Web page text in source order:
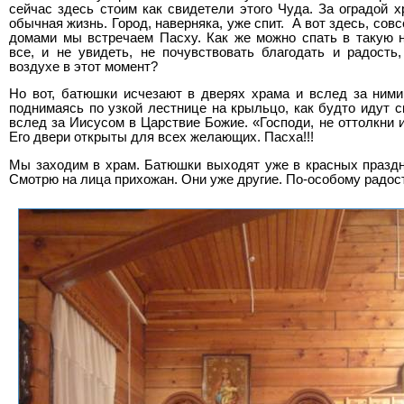
сейчас здесь стоим как свидетели этого Чуда. За оградой
обычная жизнь. Город, наверняка, уже спит. А вот здесь,
домами мы встречаем Пасху. Как же можно спать в такую
все, и не увидеть, не почувствовать благодать и
воздухе в этот момент?
Но вот, батюшки исчезают в дверях храма и вслед за
поднимаясь по узкой лестнице на крыльцо, как будто идут
вслед за Иисусом в Царствие Божие. «Господи, не оттолкни
Его двери открыты для всех желающих. Пасха!!!
Мы заходим в храм. Батюшки выходят уже в красных
Смотрю на лица прихожан. Они уже другие. По-особому